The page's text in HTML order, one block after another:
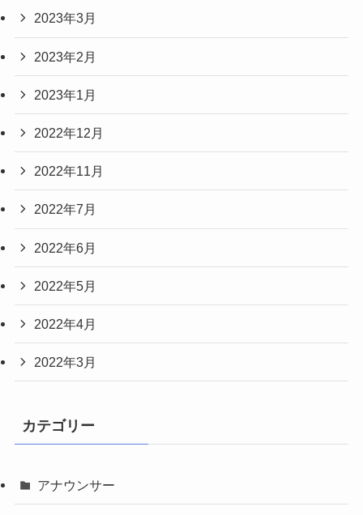
2023年3月
2023年2月
2023年1月
2022年12月
2022年11月
2022年7月
2022年6月
2022年5月
2022年4月
2022年3月
カテゴリー
アナウンサー